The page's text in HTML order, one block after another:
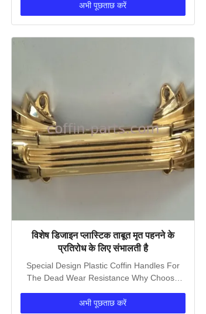
अभी पूछताछ करें
विशेष डिजाइन प्लास्टिक ताबूत मृत पहनने के
प्रतिरोध के लिए संभालती है
Special Design Plastic Coffin Handles For
The Dead Wear Resistance Why Choose
अभी पूछताछ करें